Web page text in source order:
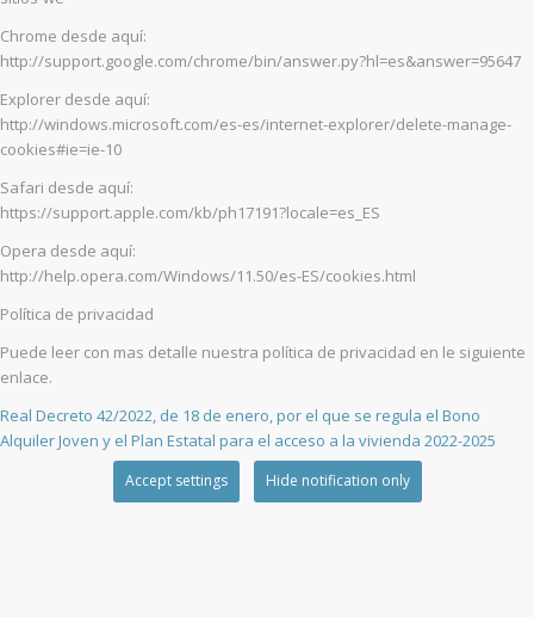
Chrome desde aquí:
http://support.google.com/chrome/bin/answer.py?hl=es&answer=95647
Explorer desde aquí:
http://windows.microsoft.com/es-es/internet-explorer/delete-manage-
cookies#ie=ie-10
Safari desde aquí:
https://support.apple.com/kb/ph17191?locale=es_ES
Opera desde aquí:
http://help.opera.com/Windows/11.50/es-ES/cookies.html
Política de privacidad
Puede leer con mas detalle nuestra política de privacidad en le siguiente
enlace.
Real Decreto 42/2022, de 18 de enero, por el que se regula el Bono
Alquiler Joven y el Plan Estatal para el acceso a la vivienda 2022-2025
Accept settings Hide notification only